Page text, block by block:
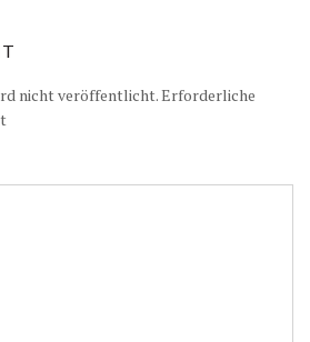
nicht veröffentlicht.Erforderliche